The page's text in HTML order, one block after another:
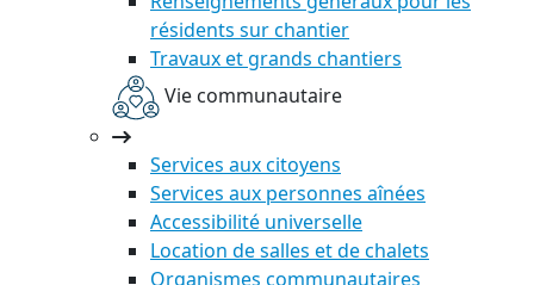
résidents sur chantier
Travaux et grands chantiers
Vie communautaire
Services aux citoyens
Services aux personnes aînées
Accessibilité universelle
Location de salles et de chalets
Organismes communautaires